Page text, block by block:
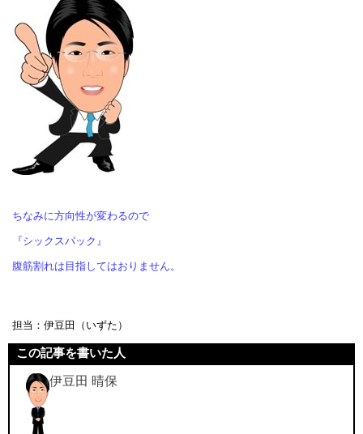
ちなみに方向性が変わるので
『シックスパック』
腹筋割れは目指してはおりません。
担当：伊豆田（いずた）
この記事を書いた人
伊豆田 晴保